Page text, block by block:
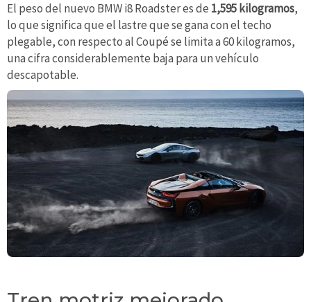
El peso del nuevo BMW i8 Roadster es de 1,595 kilogramos,
lo que significa que el lastre que se gana con el techo
plegable, con respecto al Coupé se limita a 60 kilogramos,
una cifra considerablemente baja para un vehículo
descapotable.